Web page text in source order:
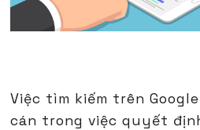
Việc tìm kiếm trên
cán trong việc quyết